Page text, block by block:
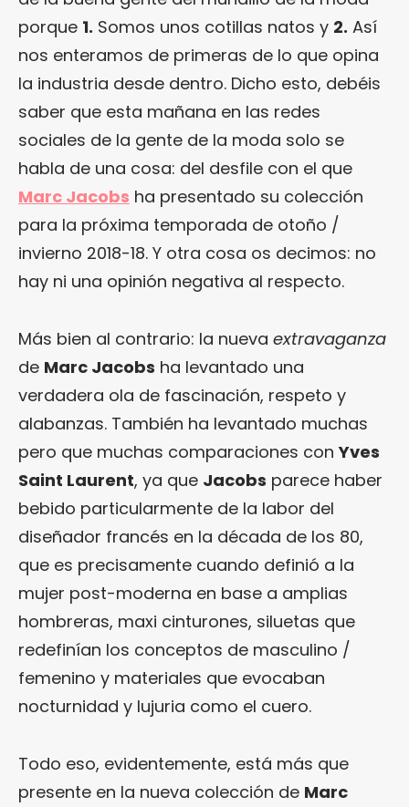
porque 1. Somos unos cotillas natos y 2. Así
nos enteramos de primeras de lo que opina
la industria desde dentro. Dicho esto, debéis
saber que esta mañana en las redes
sociales de la gente de la moda solo se
habla de una cosa: del desfile con el que
Marc Jacobs ha presentado su colección
para la próxima temporada de otoño /
invierno 2018-18. Y otra cosa os decimos: no
hay ni una opinión negativa al respecto.
Más bien al contrario: la nueva extravaganza
de Marc Jacobs ha levantado una
verdadera ola de fascinación, respeto y
alabanzas. También ha levantado muchas
pero que muchas comparaciones conYves
Saint Laurent, ya que Jacobs parece haber
bebido particularmente de la labor del
diseñador francés en la década de los 80,
que es precisamente cuando definió a la
mujer post-moderna en base a amplias
hombreras, maxi cinturones, siluetas que
redefinían los conceptos de masculino /
femenino y materiales que evocaban
nocturnidad y lujuria como el cuero.
Todo eso, evidentemente, está más que
presente en la nueva colección de Marc